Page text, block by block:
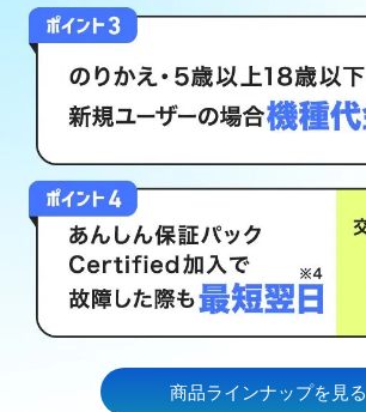
商品ラインナップを見る